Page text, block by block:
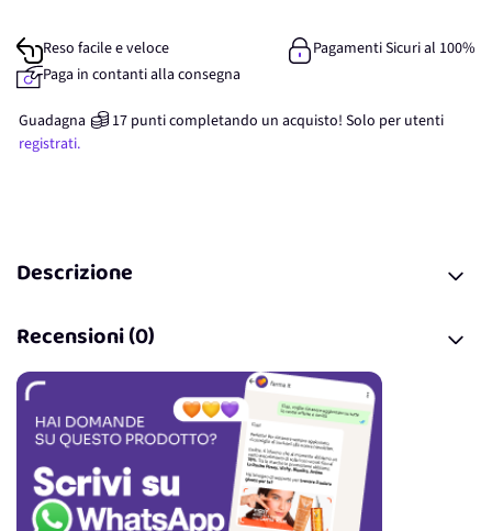
Reso facile e veloce
Pagamenti Sicuri al 100%
Paga in contanti alla consegna
Guadagna 17 punticompletando un acquisto! Solo per utenti
registrati.
Descrizione
Recensioni (0)